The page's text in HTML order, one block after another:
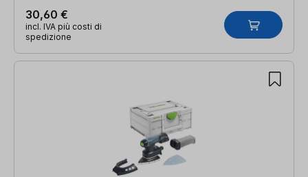
30,60 €
incl. IVA più costi di
spedizione